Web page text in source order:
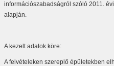
információszabadságról szóló 2011.
alapján.
A kezelt adatok köre:
A felvételeken szereplő épületekben